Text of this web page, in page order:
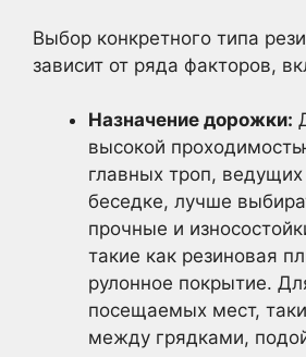
Выбор конкретного типа
зависит от ряда факторов,
Назначение дорожки:
высокой
главных троп,
беседке, лучше
прочные и
такие как резиновая
рулонное покрытие.
посещаемых мест,
между грядками,